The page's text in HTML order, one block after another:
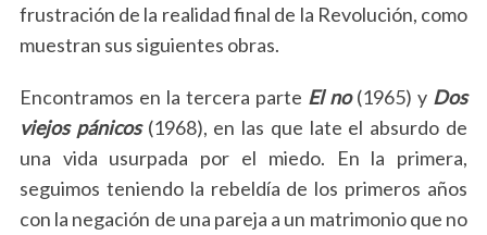
frustración de la realidad final de la Revolución, como
muestran sus siguientes obras.
Encontramos en la tercera parte El no(1965) y Dos
viejos pánicos (1968), en las que late el absurdo de
una vida usurpada por el miedo. En la primera,
seguimos teniendo la rebeldía de los primeros años
con la negación de una pareja a un matrimonio que no